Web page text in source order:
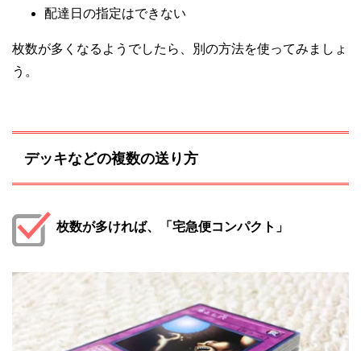
配達日の指定はできない
枚数が多くなるようでしたら、別の方法を使ってみましょ
う。
デッキなどの複数の送り方
枚数が多ければ、「宅急便コンパクト」